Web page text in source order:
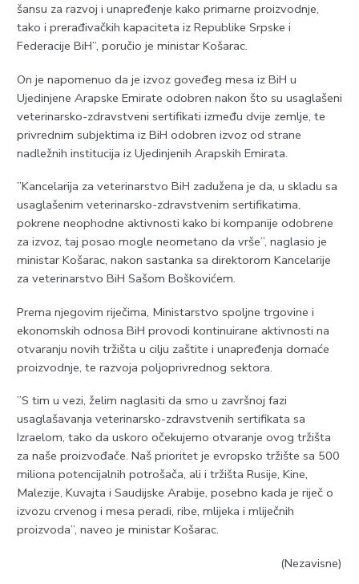
šansu za razvoj i unapređenje kako primarne proizvodnje,
tako i prerađivačkih kapaciteta iz Republike Srpske i
Federacije BiH”, poručio je ministar Košarac.
On je napomenuo da je izvoz goveđeg mesa iz BiH u
Ujedinjene Arapske Emirate odobren nakon što su usaglašeni
veterinarsko-zdravstveni sertifikati između dvije zemlje, te
privrednim subjektima iz BiH odobren izvoz od strane
nadležnih institucija iz Ujedinjenih Arapskih Emirata.
”Kancelarija za veterinarstvo BiH zadužena je da, u skladu sa
usaglašenim veterinarsko-zdravstvenim sertifikatima,
pokrene neophodne aktivnosti kako bi kompanije odobrene
za izvoz, taj posao mogle neometano da vrše”, naglasio je
ministar Košarac, nakon sastanka sa direktorom Kancelarije
za veterinarstvo BiH Sašom Boškovićem.
Prema njegovim riječima, Ministarstvo spoljne trgovine i
ekonomskih odnosa BiH provodi kontinuirane aktivnosti na
otvaranju novih tržišta u cilju zaštite i unapređenja domaće
proizvodnje, te razvoja poljoprivrednog sektora.
”S tim u vezi, želim naglasiti da smo u završnoj fazi
usaglašavanja veterinarsko-zdravstvenih sertifikata sa
Izraelom, tako da uskoro očekujemo otvaranje ovog tržišta
za naše proizvođače. Naš prioritet je evropsko tržište sa 500
miliona potencijalnih potrošača, ali i tržišta Rusije, Kine,
Malezije, Kuvajta i Saudijske Arabije, posebno kada je riječ o
izvozu crvenog i mesa peradi, ribe, mlijeka i mliječnih
proizvoda”, naveo je ministar Košarac.
(Nezavisne)